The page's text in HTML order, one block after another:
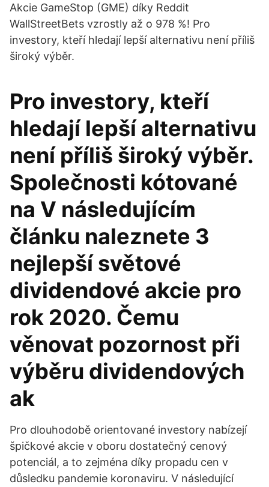
Akcie GameStop (GME) díky Reddit
WallStreetBets vzrostly až o 978 %! Pro
investory, kteří hledají lepší alternativu není příliš
široký výběr.
Pro investory, kteří
hledají lepší alternativu
není příliš široký výběr.
Společnosti kótované
na V následujícím
článku naleznete 3
nejlepší světové
dividendové akcie pro
rok 2020. Čemu
věnovat pozornost při
výběru dividendových
ak
Pro dlouhodobě orientované investory nabízejí
špičkové akcie v oboru dostatečný cenový
potenciál, a to zejména díky propadu cen v
důsledku pandemie koronaviru. V následující